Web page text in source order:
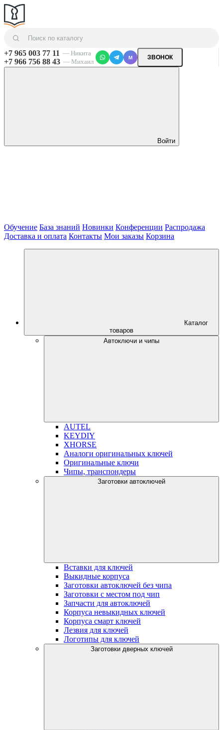
+7 965 003 77 11 — Никита
+7 966 756 88 43 — Михаил
M ЗВОНОК
Войти
Обучение База знаний Новинки Конференции Распродажа
Доставка и оплата Контакты Мои заказы Корзина
Каталог
товаров
Автоключи и чипы
AUTEL
KEYDIY
XHORSE
Аналоги оригинальных ключей
Оригинальные ключи
Чипы, транспондеры
Заготовки автоключей
Вставки для ключей
Выкидные корпуса
Заготовки автоключей без чипа
Заготовки с местом под чип
Запчасти для автоключей
Корпуса невыкидных ключей
Корпуса смарт ключей
Лезвия для ключей
Логотипы для ключей
Заготовки дверных ключей